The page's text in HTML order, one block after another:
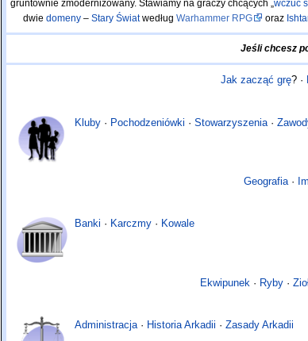
gruntownie zmodernizowany. Stawiamy na graczy chcących „ wczuć
dwie domeny – Stary Światwedług Warhammer RPG oraz
Jeśli chcesz
Jak zacząć grę? ·
Kluby · Pochodzeniówki ·Stowarzyszenia ·
Geografia·
Banki · Karczmy · Kowale
Ekwipunek· Ryby·
Administracja· Historia Arkadii ·Zasady Arkadii